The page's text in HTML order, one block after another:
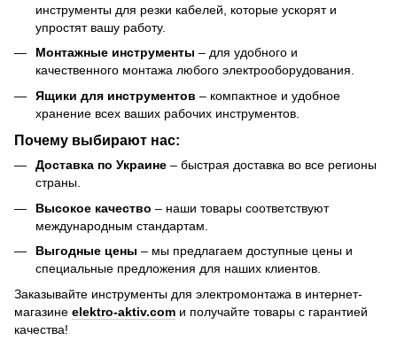
инструменты для резки кабелей, которые ускорят и
упростят вашу работу.
Монтажные инструменты – для удобного и
качественного монтажа любого электрооборудования.
Ящики для инструментов – компактное и удобное
хранение всех ваших рабочих инструментов.
Почему выбирают нас:
Доставка по Украине – быстрая доставка во все регионы
страны.
Высокое качество – наши товары соответствуют
международным стандартам.
Выгодные цены – мы предлагаем доступные цены и
специальные предложения для наших клиентов.
Заказывайте инструменты для электромонтажа в интернет-
магазине elektro-aktiv.com и получайте товары с гарантией
качества!